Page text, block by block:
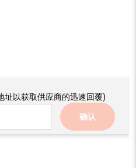
址以获取供应商的迅速回覆)
确认